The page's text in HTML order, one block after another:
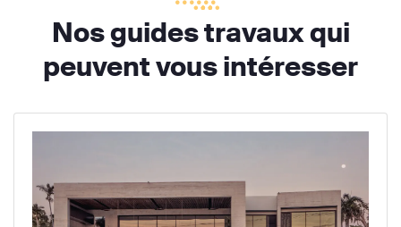
Nos guides travaux qui
peuvent vous intéresser